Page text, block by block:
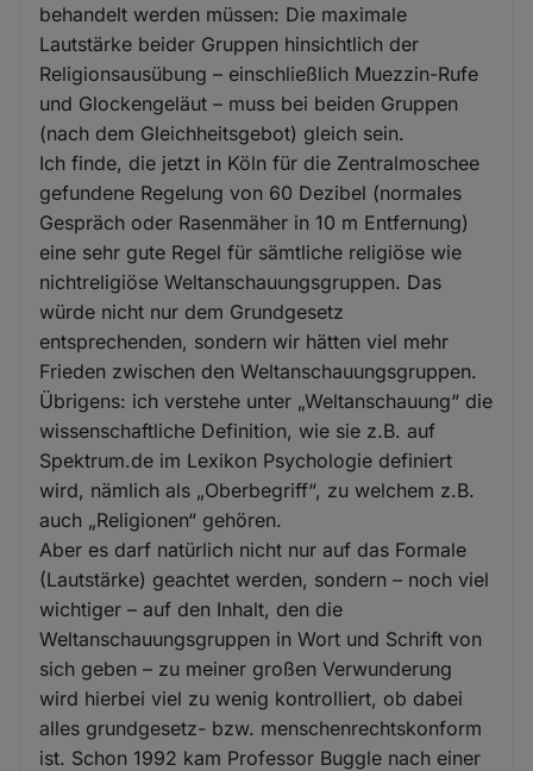
behandelt werden müssen: Die maximale
Lautstärke beider Gruppen hinsichtlich der
Religionsausübung – einschließlich Muezzin-Rufe
und Glockengeläut – muss bei beiden Gruppen
(nach dem Gleichheitsgebot) gleich sein.
Ich finde, die jetzt in Köln für die Zentralmoschee
gefundene Regelung von 60 Dezibel (normales
Gespräch oder Rasenmäher in 10 m Entfernung)
eine sehr gute Regel für sämtliche religiöse wie
nichtreligiöse Weltanschauungsgruppen. Das
würde nicht nur dem Grundgesetz
entsprechenden, sondern wir hätten viel mehr
Frieden zwischen den Weltanschauungsgruppen.
Übrigens: ich verstehe unter „Weltanschauung“ die
wissenschaftliche Definition, wie sie z.B. auf
Spektrum.de im Lexikon Psychologie definiert
wird, nämlich als „Oberbegriff“, zu welchem z.B.
auch „Religionen“ gehören.
Aber es darf natürlich nicht nur auf das Formale
(Lautstärke) geachtet werden, sondern – noch viel
wichtiger – auf den Inhalt, den die
Weltanschauungsgruppen in Wort und Schrift von
sich geben – zu meiner großen Verwunderung
wird hierbei viel zu wenig kontrolliert, ob dabei
alles grundgesetz- bzw. menschenrechtskonform
ist. Schon 1992 kam Professor Buggle nach einer